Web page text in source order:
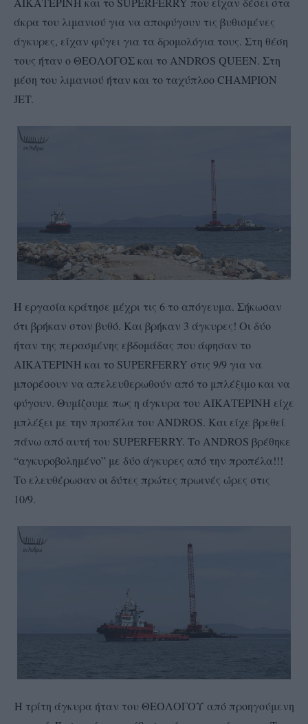
άκρα του λιμανιού για να αποφύγουν τις βυθισμένες
άγκυρες, είχαν φύγει για τα δρομολόγια τους. Στη θέση
τους ήταν ο ΘΕΟΛΟΓΟΣ και το ANDROS QUEEN. Στη
μέση του λιμανιού ήταν και το ταχύπλοο CHAMPION
JET.
Η εργασία κράτησε μέχρι τις 6 το απόγευμα. Σήκωσαν
ότι βρήκαν στον βυθό. Και βρήκαν 3 άγκυρες! Οι δύο
ήταν της περασμένης εβδομάδας που άφησαν το
ΑΙΚΑΤΕΡΙΝΗ και το SUPERFERRY στις 9/9 για να
μπορέσουν να απελευθερωθούν από το μπλέξιμο και να
φύγουν. Θυμίζουμε πως η άγκυρα του ΑΙΚΑΤΕΡΙΝΗ είχε
μπλέξει με την προπέλα του ANDROS. Και είχε βρεθεί
πάνω από αυτή του SUPERFERRY. Το ANDROS βρέθηκε
“αγκυροβολημένο” με δύο άγκυρες από την προπέλα!!!
Το ελευθέρωσαν οι δύτες πρώτες πρωινές ώρες στις
10/9.
Η τρίτη άγκυρα ήταν του ΘΕΟΛΟΓΟΥ από προηγούμενη